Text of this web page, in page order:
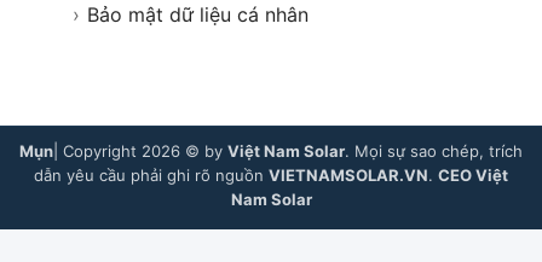
› Bảo mật dữ liệu cá nhân
Mụn | Copyright 2026 © by Việt Nam Solar. Mọi sự sao chép, trích
dẫn yêu cầu phải ghi rõ nguồn VIETNAMSOLAR.VN. CEO Việt
Nam Solar